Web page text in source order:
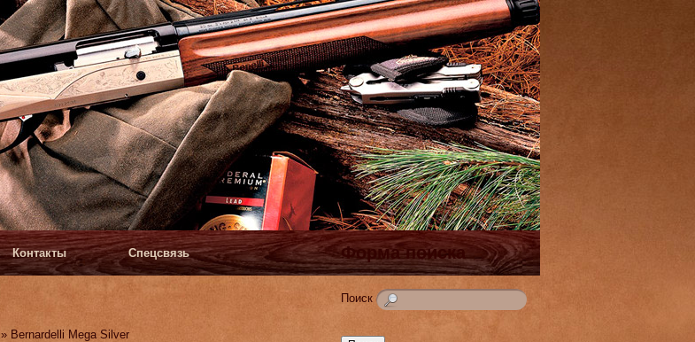
Форма поиска
Поиск
Контакты Спецсвязь
» Bernardelli Mega Silver